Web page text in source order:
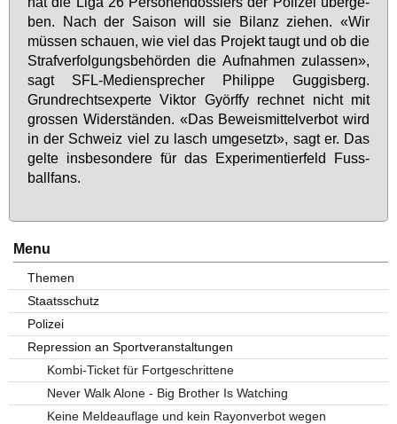
ben. Nach der Sai­son will sie Bi­lanz zie­hen. «Wir
müs­sen schau­en, wie viel das Pro­jekt taugt und ob die
Straf­ver­fol­gungs­be­hör­den die Auf­nah­men zu­las­sen»,
sagt SFL-Me­di­en­spre­cher Phil­ip­pe Gug­gis­berg.
Grund­rechts­ex­per­te Vik­tor Györf­fy rech­net nicht mit
gros­sen Wi­der­stän­den. «Das Be­weis­mit­tel­ver­bot wird
in der Schweiz viel zu lasch um­ge­setzt», sagt er. Das
gel­te ins­be­son­de­re für das Ex­pe­ri­men­tier­feld Fuss­
ball­fans.
Menu
Themen
Staatsschutz
Polizei
Repression an Sportveranstaltungen
Kombi-Ticket für Fortgeschrittene
Never Walk Alone - Big Brother Is Watching
Keine Meldeauflage und kein Rayonverbot wegen